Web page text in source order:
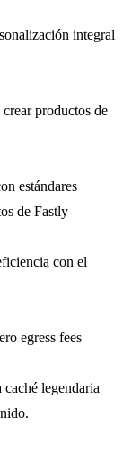
integral
productos de
estándares
de Fastly
con el
egress fees
legendaria